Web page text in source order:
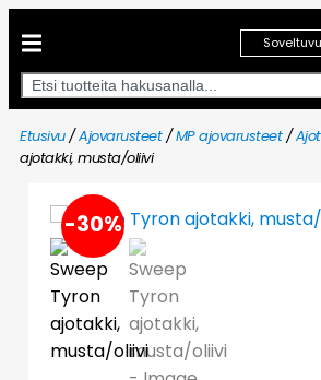
Etusivu/Ajovarusteet/MP ajovarusteet/
ajotakki, musta/oliivi
-30%